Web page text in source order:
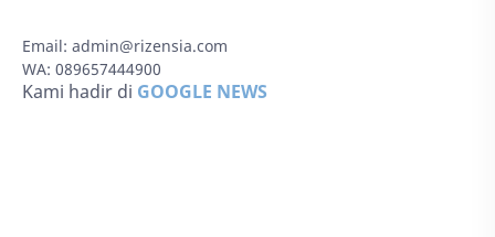
Email: admin@rizensia.com
WA: 089657444900
Kami hadir di GOOGLE NEWS